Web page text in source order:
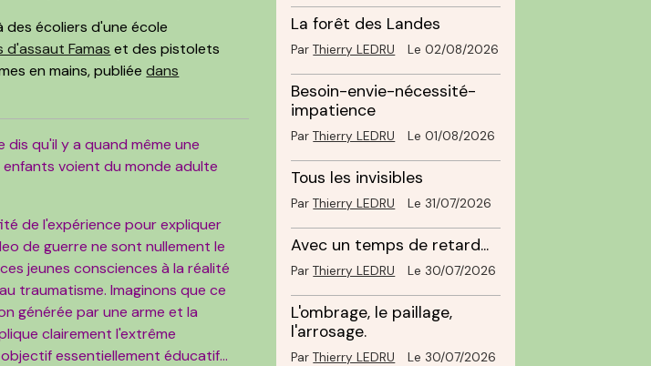
des écoliers d'une école
d'assaut Famas et des pistolets
en mains, publiéedans
dis qu'il y a quand même une
voient du monde adulte
de l'expérience pour expliquer
de guerre ne sont nullement le
jeunes consciences à la réalité
traumatisme. Imaginons que ce
générée par une arme et la
clairement l'extrême
essentiellement éducatif...
La forêt des Landes
ParThierry LEDRU Le 02/08/2026
Besoin-envie-nécessité-
impatience
ParThierry LEDRU Le 01/08/2026
Tous les invisibles
ParThierry LEDRU Le 31/07/2026
Avec un temps de retard...
ParThierry LEDRU Le 30/07/2026
L'ombrage, le paillage,
l'arrosage.
ParThierry LEDRU Le 30/07/2026